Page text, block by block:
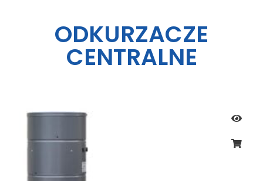
ODKURZACZE
CENTRALNE